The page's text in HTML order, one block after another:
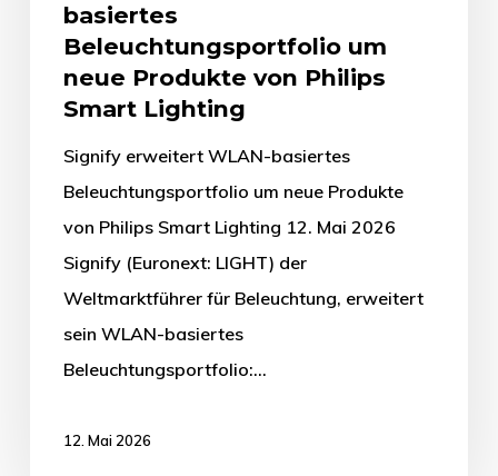
basiertes
Beleuchtungsportfolio um
neue Produkte von Philips
Smart Lighting
Signify erweitert WLAN-basiertes
Beleuchtungsportfolio um neue Produkte
von Philips Smart Lighting 12. Mai 2026
Signify (Euronext: LIGHT) der
Weltmarktführer für Beleuchtung, erweitert
sein WLAN-basiertes
Beleuchtungsportfolio:…
12. Mai 2026